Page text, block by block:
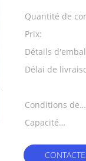
Quantité de
min:
Prix:
Détails
Délai de
Conditions de
paiement:
Capacité